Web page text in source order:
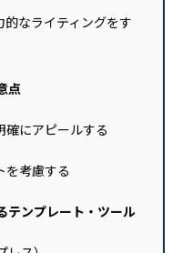
なライティングをす
点
確にアピールする
を考慮する
テンプレート・ツール